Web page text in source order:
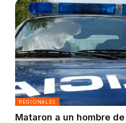
REGIONALES
Mataron a un hombre